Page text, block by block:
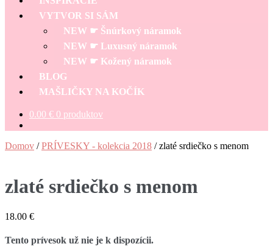
VYTVOR SI SÁM
NEW ☛ Šnúrkový náramok
NEW ☛ Luxusný náramok
NEW ☛ Kožený náramok
BLOG
MAŠLIČKY NA KOČÍK
0.00 € 0 produktov
Domov /PRÍVESKY - kolekcia 2018 /zlaté srdiečko s menom
zlaté srdiečko s menom
18.00 €
Tento prívesok už nie je k dispozícii.